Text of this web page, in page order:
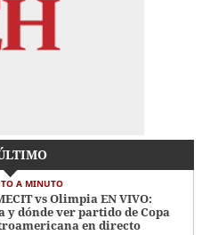
A MINUTO
vs Olimpia EN VIVO:
y dónde ver partido de Copa
en directo